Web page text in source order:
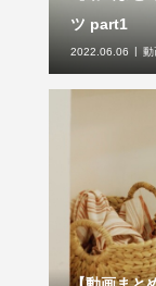
ツ part1
2022.06.06 動